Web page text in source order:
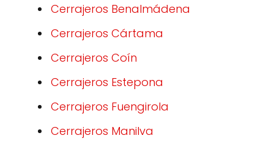
Cerrajeros Benalmádena
Cerrajeros Cártama
Cerrajeros Coín
Cerrajeros Estepona
Cerrajeros Fuengirola
Cerrajeros Manilva